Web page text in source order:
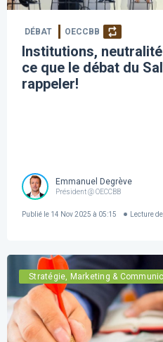
DÉBAT OECCBB
Institutions,
ce que le débat du
rappeler!
Emmanuel Degrève
Président @ OECCBB
Publié le 14 Nov 2025 à 05:15 Lecture de
Stratégie, Marketing &